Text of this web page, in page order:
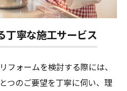
丁寧な施工サービス
フォームを検討する際には、
つのご要望を丁寧に伺い、理